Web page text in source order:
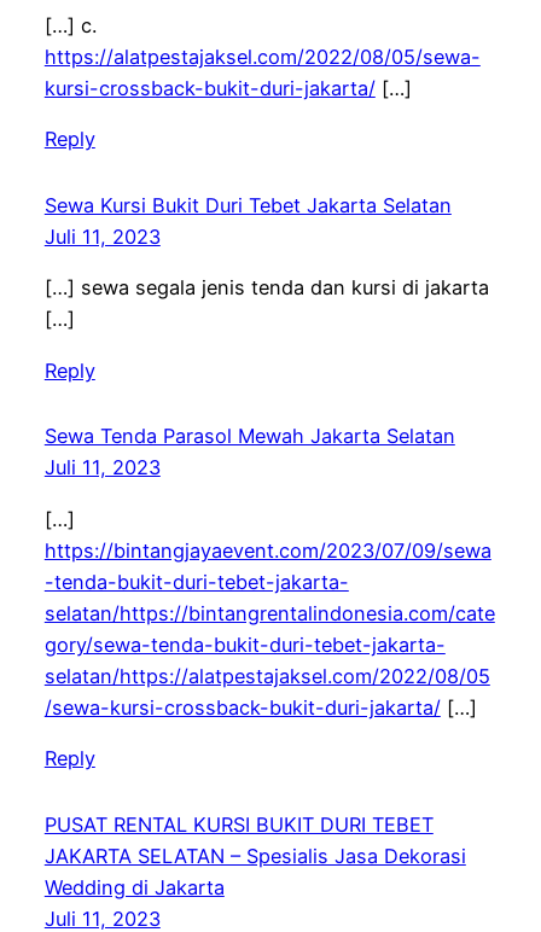
[…] c.
https://alatpestajaksel.com/2022/08/05/sewa-
kursi-crossback-bukit-duri-jakarta/[…]
Reply
Sewa Kursi Bukit Duri Tebet Jakarta Selatan
Juli 11, 2023
[…] sewa segala jenis tenda dan kursi di jakarta
[…]
Reply
Sewa Tenda Parasol Mewah Jakarta Selatan
Juli 11, 2023
[…]
https://bintangjayaevent.com/2023/07/09/sewa
-tenda-bukit-duri-tebet-jakarta-
selatan/https://bintangrentalindonesia.com/cate
gory/sewa-tenda-bukit-duri-tebet-jakarta-
selatan/https://alatpestajaksel.com/2022/08/05
/sewa-kursi-crossback-bukit-duri-jakarta/[…]
Reply
PUSAT RENTAL KURSI BUKIT DURI TEBET
JAKARTA SELATAN – Spesialis Jasa Dekorasi
Wedding di Jakarta
Juli 11, 2023